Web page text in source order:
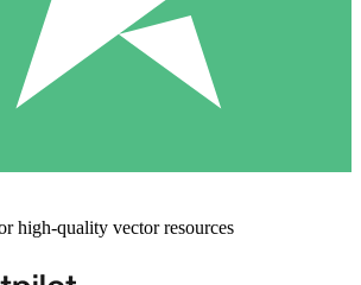
high-quality vector resources